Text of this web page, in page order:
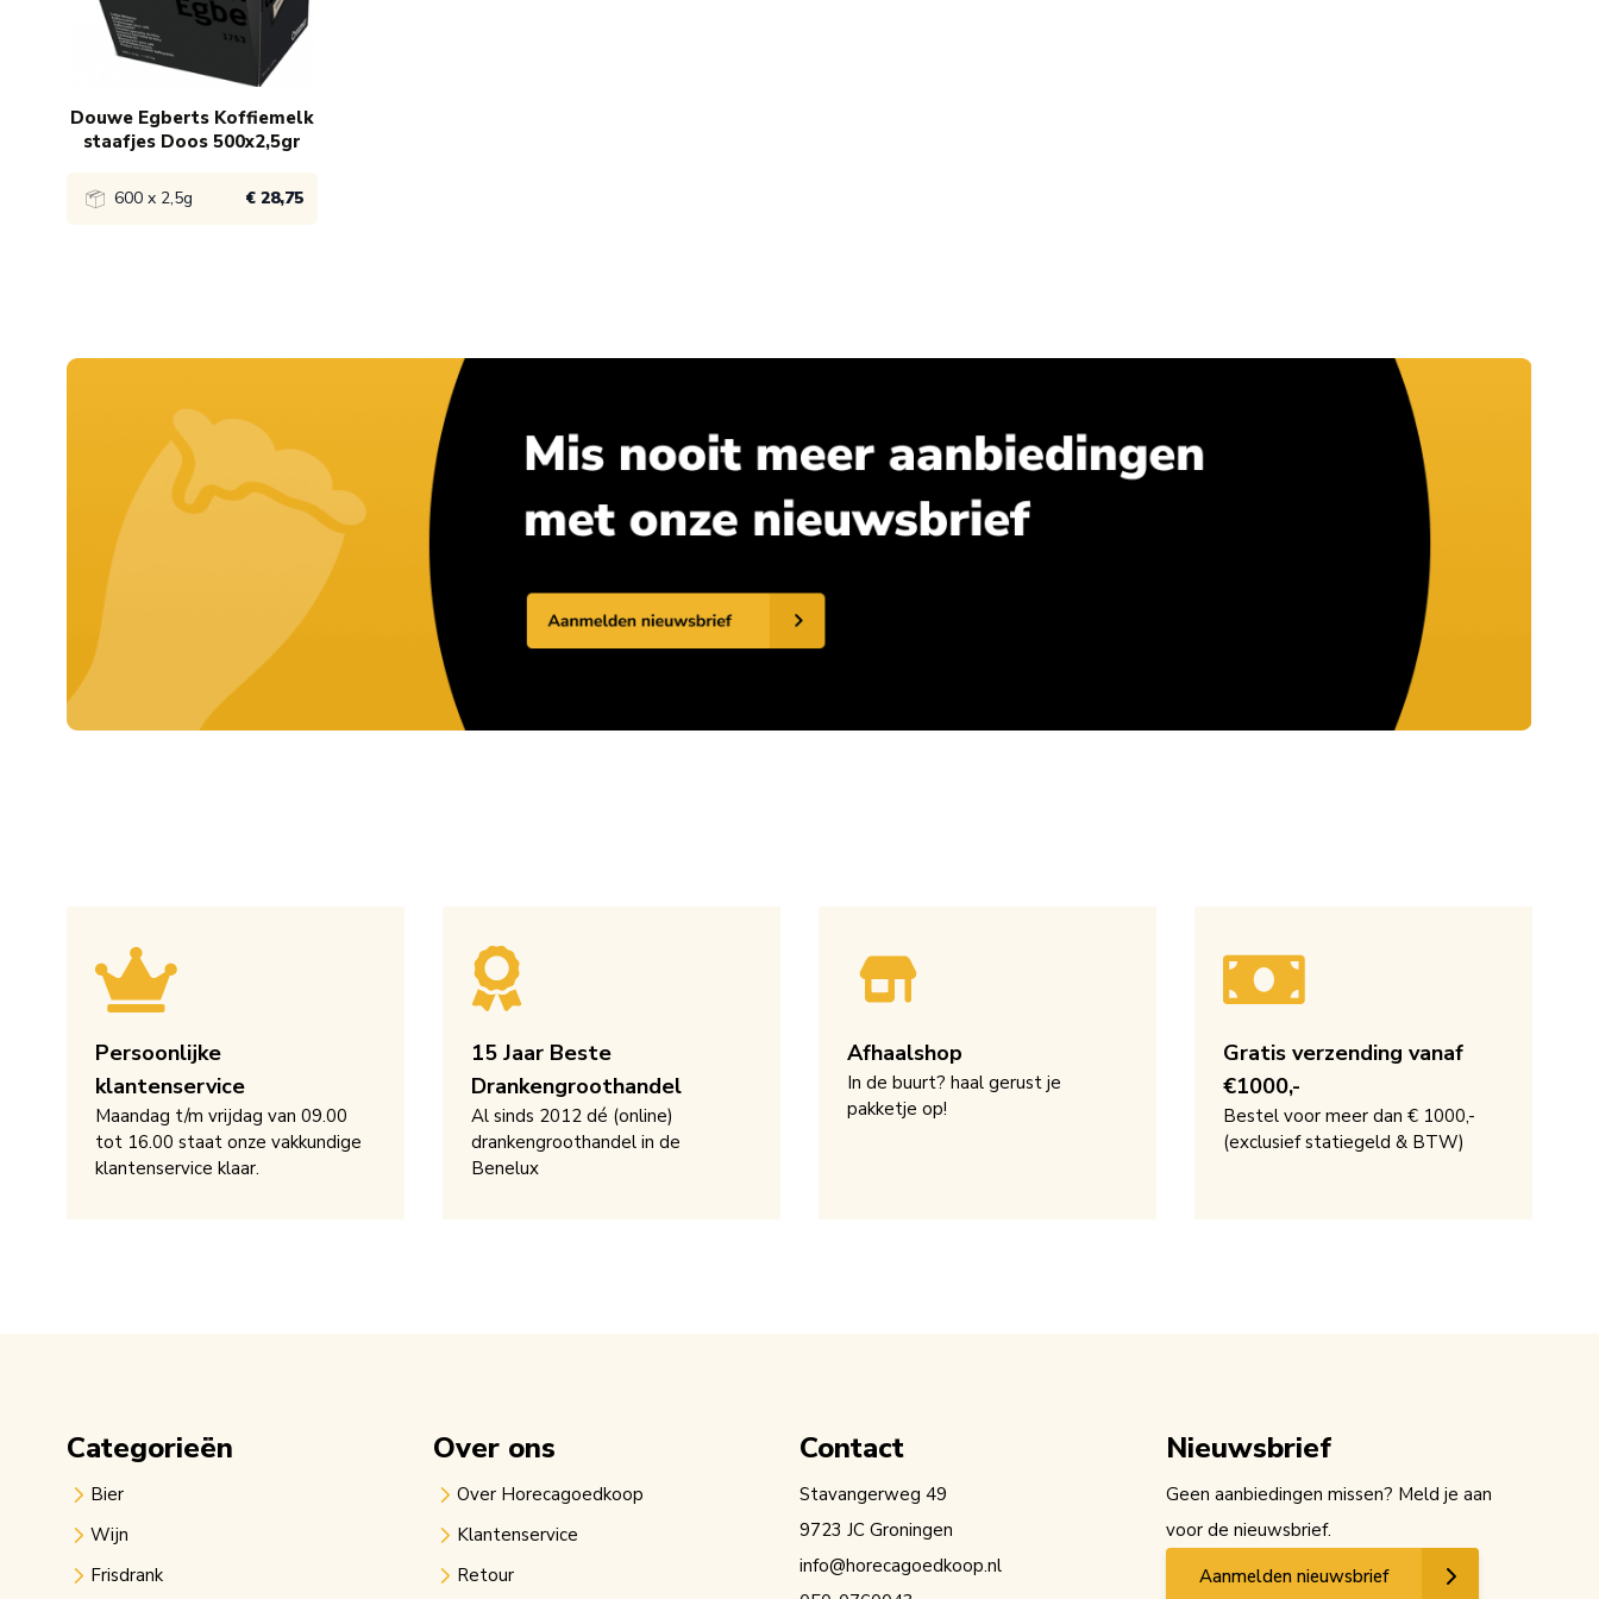
Douwe Egberts Koffiemelk
staafjes Doos 500x2,5gr
600 x 2,5g € 28,75
1x € 28,75
Persoonlijke
klantenservice
Maandag t/m vrijdag van 09.00
tot 16.00 staat onze vakkundige
klantenservice klaar.
15 Jaar Beste
Drankengroothandel
Al sinds 2012 dé (online)
drankengroothandel in de
Benelux
Afhaalshop
In de buurt? haal gerust je
pakketje op!
Gratis verzending vanaf
€1000,-
Bestel voor meer dan € 1000,-
(exclusief statiegeld & BTW)
Categorieën
Bier
Wijn
Frisdrank
Over ons
Over Horecagoedkoop
Klantenservice
Retour
Contact
Stavangerweg 49
9723 JC Groningen
info@horecagoedkoop.nl
Nieuwsbrief
Geen aanbiedingen missen? Meld je aan
voor de nieuwsbrief.
Aanmelden nieuwsbrief